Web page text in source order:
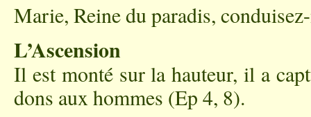
Marie, Reine du paradis,
L’Ascension
Il est monté sur la hauteur, il a
dons aux hommes (Ep 4, 8).